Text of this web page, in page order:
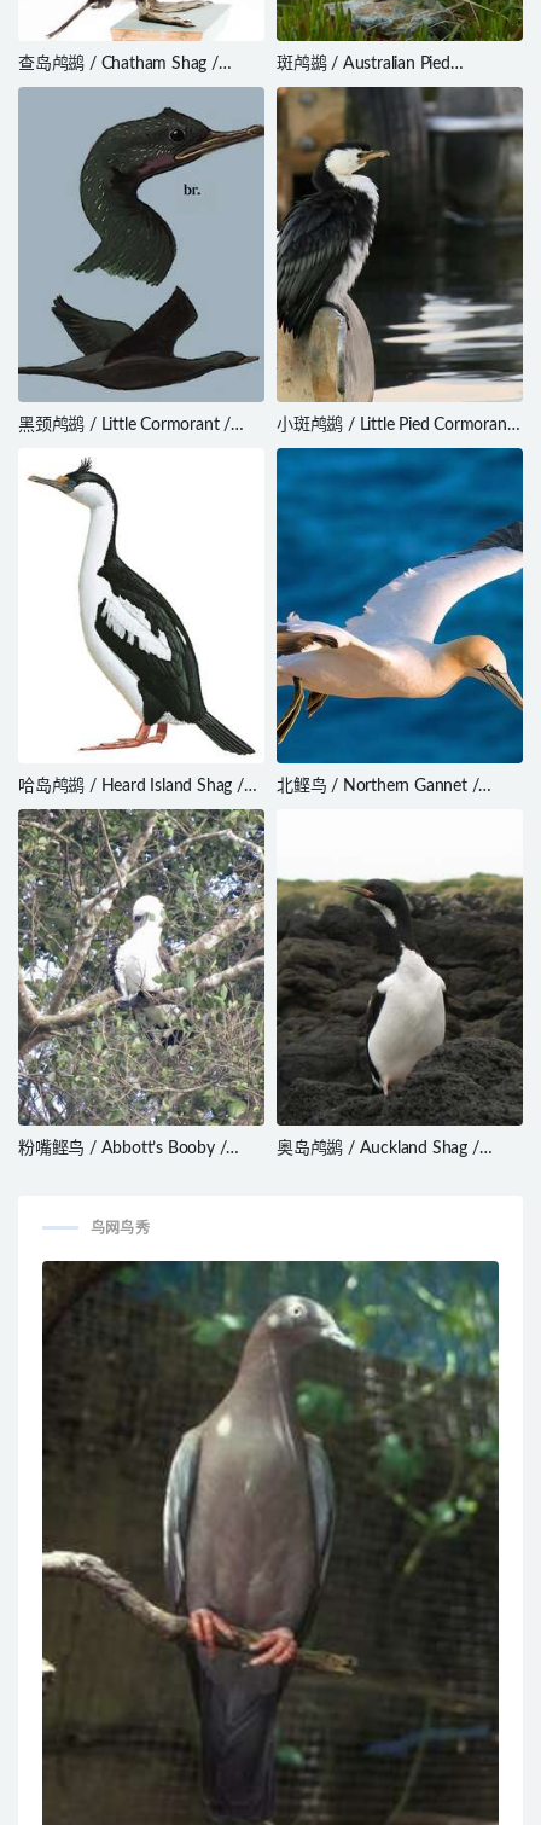
查岛鸬鹚 / Chatham Shag /
Leucocarbo onslowi
斑鸬鹚 / Australian Pied
Cormorant / Phalacrocorax varius
黑颈鸬鹚 / Little Cormorant /
小斑鸬鹚 / Little Pied Cormorant
/ Microcarbo melanoleucos
哈岛鸬鹚 / Heard Island Shag /
Leucocarbo nivalis
北鲣鸟 / Northern Gannet /
粉嘴鲣鸟 / Abbott’s Booby /
奥岛鸬鹚 / Auckland Shag /
鸟网鸟秀